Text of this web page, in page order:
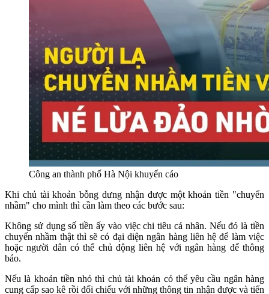
Công an thành phố Hà Nội khuyến cáo
Khi chủ tài khoản bỗng dưng nhận được một khoản tiền "chuyển
nhầm" cho mình thì cần làm theo các bước sau:
Không sử dụng số tiền ấy vào việc chi tiêu cá nhân. Nếu đó là tiền
chuyển nhầm thật thì sẽ có đại diện ngân hàng liên hệ để làm việc
hoặc người dân có thể chủ động liên hệ với ngân hàng để thông
báo.
Nếu là khoản tiền nhỏ thì chủ tài khoản có thể yêu cầu ngân hàng
cung cấp sao kê rồi đối chiếu với những thông tin nhận được và tiến